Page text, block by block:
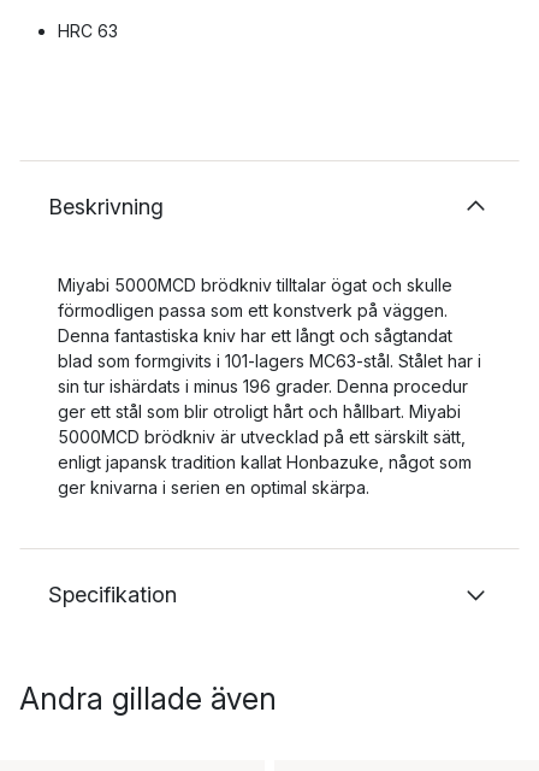
HRC 63
Beskrivning
Miyabi 5000MCD brödkniv tilltalar ögat och skulle
förmodligen passa som ett konstverk på väggen.
Denna fantastiska kniv har ett långt och sågtandat
blad som formgivits i 101-lagers MC63-stål. Stålet har i
sin tur ishärdats i minus 196 grader. Denna procedur
ger ett stål som blir otroligt hårt och hållbart. Miyabi
5000MCD brödkniv är utvecklad på ett särskilt sätt,
enligt japansk tradition kallat Honbazuke, något som
ger knivarna i serien en optimal skärpa.
Specifikation
Andra gillade även